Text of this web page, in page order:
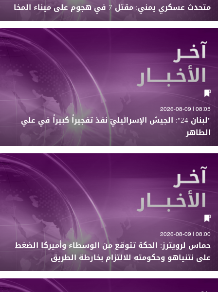
متحدث عسكري يمني: مقتل 7 في هجوم على ميناء المخا
08:05 | 2026-08-09
"لبنان 24": الجيش الإسرائيليّ نفذ تفجيراً كبيراً في علي
الطاهر
08:00 | 2026-08-09
حماس لرويترز: الحكة تتوقع من الوسطاء وأميركا الضغط
على نتنياهو وحكومته للالتزام بخارطة الطريق